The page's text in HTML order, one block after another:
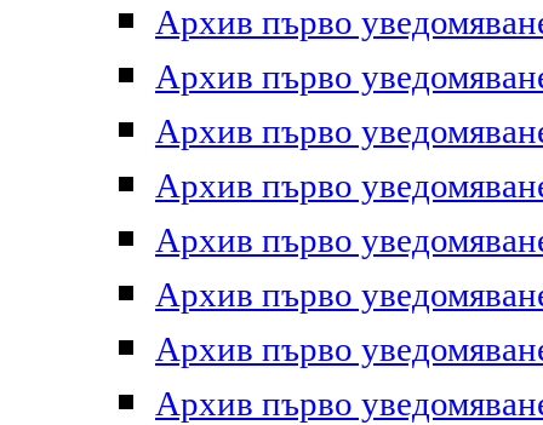
Архив първо
Архив първо
Архив първо
Архив първо
Архив първо
Архив първо
Архив първо
Архив първо